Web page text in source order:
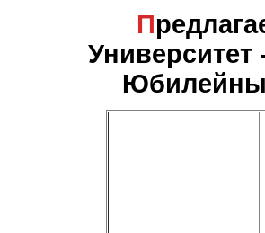
Предлагаемые услуги - м.
Университет